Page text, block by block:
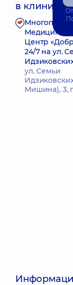
в клинике
Центр
24/7 на ул.
ул. Семьи
Мишина), 3,